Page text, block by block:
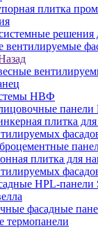
плитка
решения
вентилируемые
НВФ
панели
плитка
плитка для
HPL-панели
фасадные
термопанели